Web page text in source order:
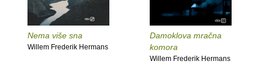
Nema više sna
Willem Frederik Hermans
Damoklova mračna
komora
Willem Frederik Hermans